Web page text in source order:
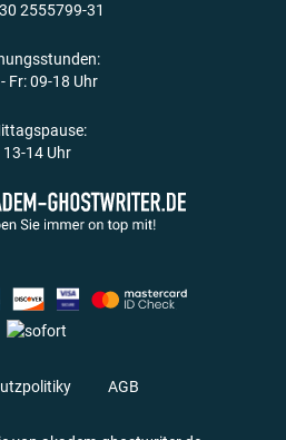
AGB
2555799-31
Fr: 09-18 Uhr
13-14 Uhr